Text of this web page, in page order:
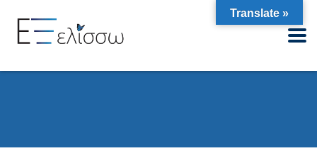
Translate »